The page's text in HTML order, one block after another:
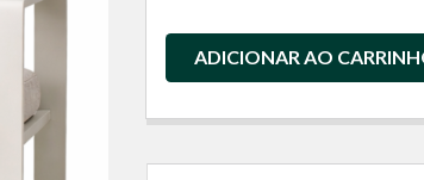
ADICIONAR AO